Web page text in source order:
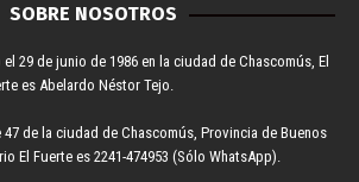
SOBRE NOSOTROS
29 de junio de 1986 en la ciudad de Chascomús, El
es Abelardo Néstor Tejo.
47 de la ciudad de Chascomús, Provincia de Buenos
El Fuerte es 2241-474953 (Sólo WhatsApp).